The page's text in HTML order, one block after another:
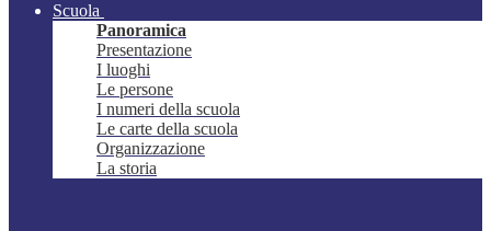
Scuola
Panoramica
Presentazione
I luoghi
Le persone
I numeri della scuola
Le carte della scuola
Organizzazione
La storia